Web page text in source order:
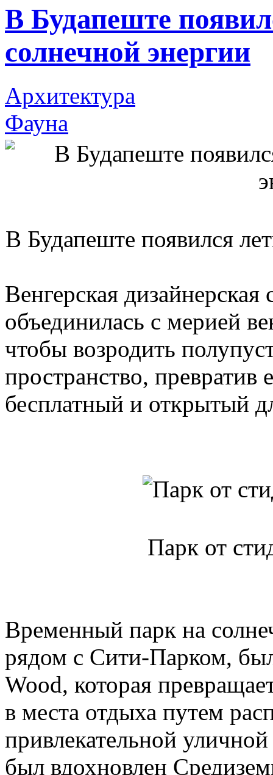
В Будапеште
солнечной энергии
Архитектура
Фауна
В Будапеште появился
Венгерская
объединилась с мерией
чтобы возродить
пространство, превратив
бесплатный и открытый
Парк от
Временный парк на
рядом с Сити-Парком,
Wood, которая
в места отдыха путем
привлекательной
был вдохновлен